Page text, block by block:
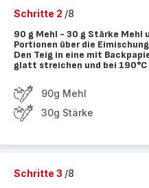
Schritte 2 /8
90 g Mehl - 30 g Stärke Mehl
Portionen über die
Den Teig in eine mit
glatt streichen und bei 190°C
90g Mehl
30g Stärke
Schritte 3 /8